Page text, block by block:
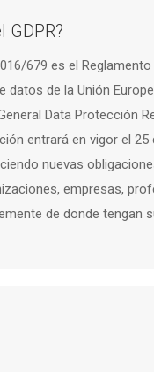
GDPR?
679 es el
datos de la Unión
Data Protección
entrará en vigor el 25
nuevas
empresas,
de donde tengan